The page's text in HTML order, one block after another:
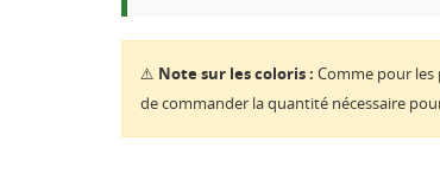
⚠️ Note sur les coloris : Comme pour
de commander la quantité nécessaire